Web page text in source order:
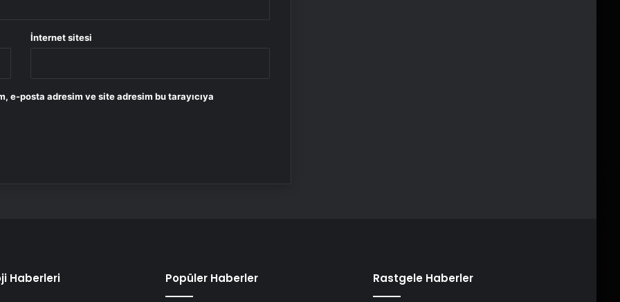
İnternet sitesi
e-posta adresim ve site adresim bu tarayıcıya
Haberleri Popüler Haberler Rastgele Haberler